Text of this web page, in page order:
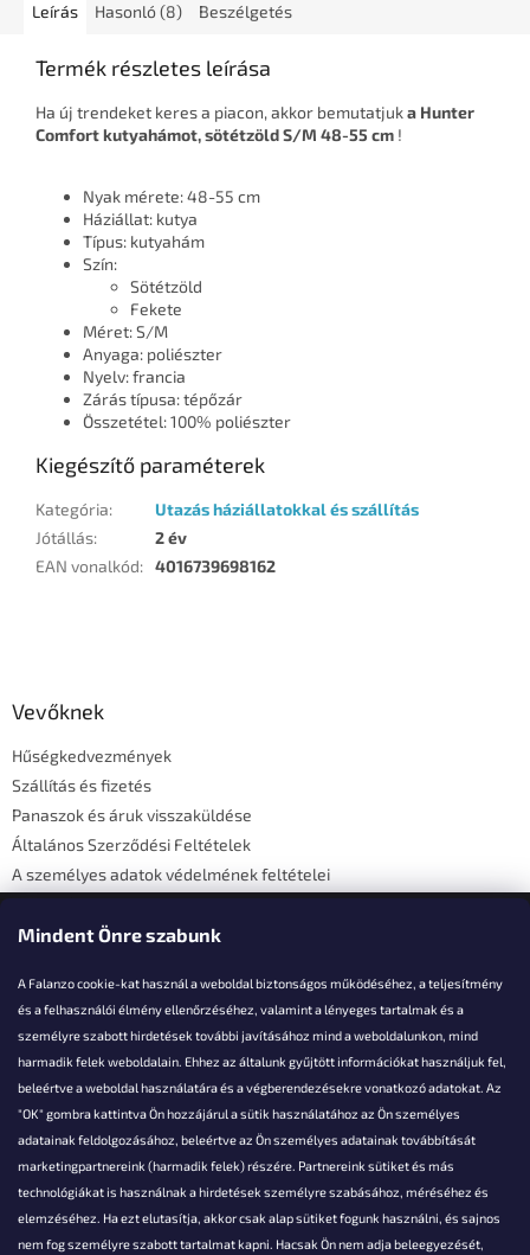
Mindent Önre szabunk
A Falanzo cookie-kat használ a weboldal biztonságos működéséhez, a teljesítmény
és a felhasználói élmény ellenőrzéséhez, valamint a lényeges tartalmak és a
személyre szabott hirdetések további javításához mind a weboldalunkon, mind
harmadik felek weboldalain. Ehhez az általunk gyűjtött információkat használjuk fel,
beleértve a weboldal használatára és a végberendezésekre vonatkozó adatokat. Az
"OK" gombra kattintva Ön hozzájárul a sütik használatához az Ön személyes
adatainak feldolgozásához, beleértve az Ön személyes adatainak továbbítását
marketingpartnereink (harmadik felek) részére. Partnereink sütiket és más
technológiákat is használnak a hirdetések személyre szabásához, méréséhez és
elemzéséhez. Ha ezt elutasítja, akkor csak alap sütiket fogunk használni, és sajnos
nem fog személyre szabott tartalmat kapni. Hacsak Ön nem adja beleegyezését,
Leírás Hasonló (8) Beszélgetés
Termék részletes leírása
Ha új trendeket keres a piacon, akkor bemutatjuka Hunter
Comfort kutyahámot, sötétzöld S/M 48-55 cm !
Nyak mérete: 48-55 cm
Háziállat: kutya
Típus: kutyahám
Szín:
Sötétzöld
Fekete
Méret: S/M
Anyaga: poliészter
Nyelv: francia
Zárás típusa: tépőzár
Összetétel: 100% poliészter
Kiegészítő paraméterek
Kategória:
Utazás háziállatokkal és szállítás
Jótállás:
2 év
EAN vonalkód: 4016739698162
Vevőknek
Hűségkedvezmények
Szállítás és fizetés
Panaszok és áruk visszaküldése
Általános Szerződési Feltételek
A személyes adatok védelmének feltételei
Elérhetőségi adatok
Akarsz kérdezni valamit?
info@falanzo.hu